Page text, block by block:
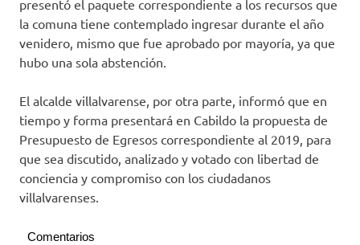
presentó el paquete correspondiente a los recursos que
la comuna tiene contemplado ingresar durante el año
venidero, mismo que fue aprobado por mayoría, ya que
hubo una sola abstención.
El alcalde villalvarense, por otra parte, informó que en
tiempo y forma presentará en Cabildo la propuesta de
Presupuesto de Egresos correspondiente al 2019, para
que sea discutido, analizado y votado con libertad de
conciencia y compromiso con los ciudadanos
villalvarenses.
Comentarios